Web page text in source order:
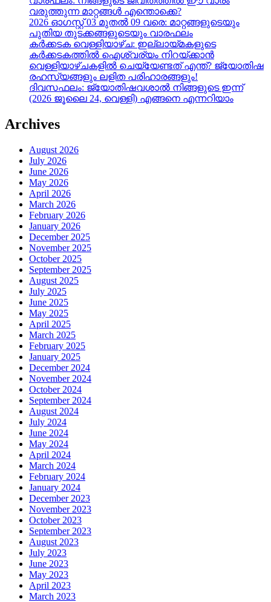
വരുത്തുന്ന മാറ്റങ്ങൾ എന്തൊക്കെ?
2026 ഓഗസ്റ്റ് 03 മുതൽ 09 വരെ: മാറ്റങ്ങളുടെയും
പുതിയ തുടക്കങ്ങളുടെയും വാരഫലം
കർക്കടക വെള്ളിയാഴ്ച: ഇല്ലായ്മകളുടെ
കർക്കടകത്തിൽ ഐശ്വര്യം നിറയ്ക്കാൻ
വെള്ളിയാഴ്ചകളിൽ ചെയ്യേണ്ടത് എന്ത്? ജ്യോതിഷ
രഹസ്യങ്ങളും ലളിത പരിഹാരങ്ങളും!
ദിവസഫലം: ജ്യോതിഷവശാൽ നിങ്ങളുടെ ഇന്ന്‌
(2026 ജൂലൈ 24, വെള്ളി) എങ്ങനെ എന്നറിയാം
Archives
August 2026
July 2026
June 2026
May 2026
April 2026
March 2026
February 2026
January 2026
December 2025
November 2025
October 2025
September 2025
August 2025
July 2025
June 2025
May 2025
April 2025
March 2025
February 2025
January 2025
December 2024
November 2024
October 2024
September 2024
August 2024
July 2024
June 2024
May 2024
April 2024
March 2024
February 2024
January 2024
December 2023
November 2023
October 2023
September 2023
August 2023
July 2023
June 2023
May 2023
April 2023
March 2023